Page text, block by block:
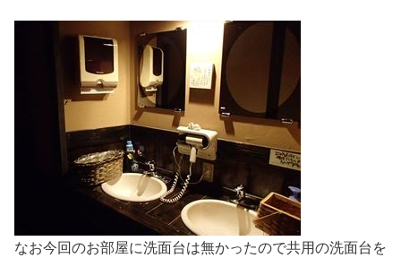
なお今回のお部屋に洗面台は無かったので共用の洗面台を